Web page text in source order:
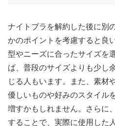
ナイトブラを解約した後に別
かのポイントを考慮すると良
型やニーズに合ったサイズを
ば、普段のサイズよりも少し
じる人もいます。また、素材
優しいものや好みのスタイル
増すかもしれません。さらに
することで、実際に使用した